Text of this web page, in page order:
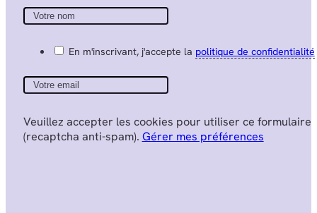
En m'inscrivant, j'accepte la politique de confidentialité
Veuillez accepter les cookies pour utiliser ce formulaire
(recaptcha anti-spam). Gérer mes préférences